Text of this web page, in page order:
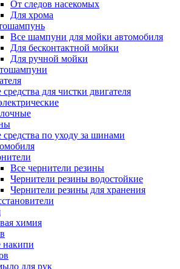
От следов насекомых
Для хрома
Все шампуни для мойки автомобиля
Для бесконтактной мойки
Для ручной мойки
средства для чистки двигателя
средства по уходу за шинами
Все чернители резины
Чернители резины водостойкие
Чернители резины для хранения
химия
накипи
для рук